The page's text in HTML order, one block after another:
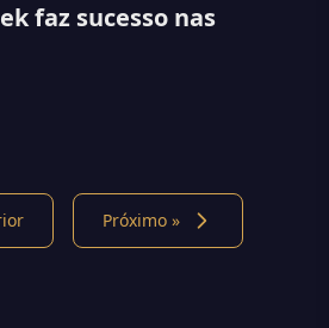
faz sucesso nas
Próximo »